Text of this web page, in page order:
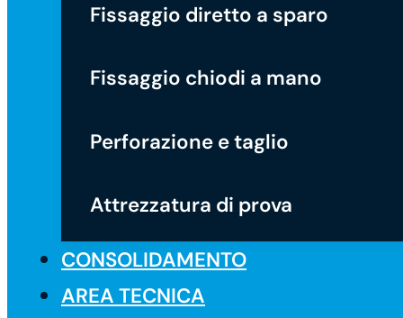
Fissaggio diretto a sparo
Fissaggio chiodi a mano
Perforazione e taglio
Attrezzatura di prova
CONSOLIDAMENTO
AREA TECNICA